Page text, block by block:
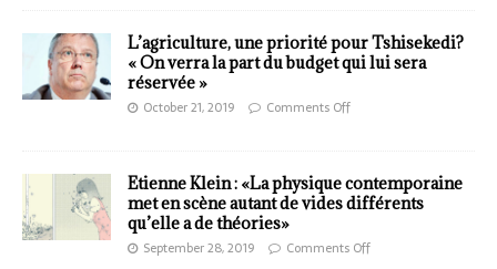
L’agriculture, une priorité pour Tshisekedi?
« On verra la part du budget qui lui sera
réservée »
October 21, 2019 Comments Off
Etienne Klein : «La physique contemporaine
met en scène autant de vides différents
qu’elle a de théories»
September 28, 2019 Comments Off